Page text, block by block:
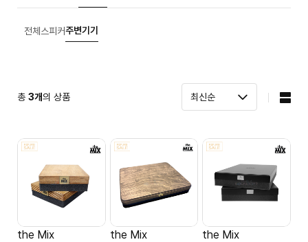
전체스피커주변기기
총 3개의 상품
the Mix
the Mix
the Mix